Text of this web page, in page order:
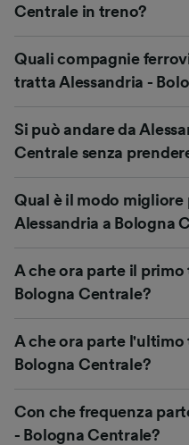
Centrale in treno?
Quali compagnie
tratta Alessandria -
Si può andare da
Centrale senza
Qual è il modo migliore
Alessandria a Bologna
A che ora parte il primo
Bologna Centrale?
A che ora parte l'ultimo
Bologna Centrale?
Con che frequenza
- Bologna Centrale?